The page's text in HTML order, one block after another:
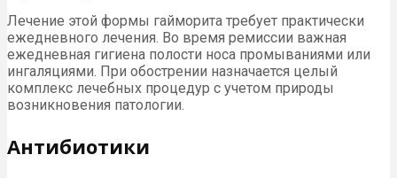
Лечение этой формы гайморита требует практически
ежедневного лечения. Во время ремиссии важная
ежедневная гигиена полости носа промываниями или
ингаляциями. При обострении назначается целый
комплекс лечебных процедур с учетом природы
возникновения патологии.
Антибиотики